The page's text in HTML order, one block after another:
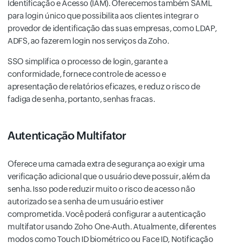
Identificação e Acesso (IAM). Oferecemos também SAML
para login único que possibilita aos clientes integrar o
provedor de identificação das suas empresas, como LDAP,
ADFS, ao fazerem login nos serviços da Zoho.
SSO simplifica o processo de login, garante a
conformidade, fornece controle de acesso e
apresentação de relatórios eficazes, e reduz o risco de
fadiga de senha, portanto, senhas fracas.
Autenticação Multifator
Oferece uma camada extra de segurança ao exigir uma
verificação adicional que o usuário deve possuir, além da
senha. Isso pode reduzir muito o risco de acesso não
autorizado se a senha de um usuário estiver
comprometida. Você poderá configurar a autenticação
multifator usando Zoho One-Auth. Atualmente, diferentes
modos como Touch ID biométrico ou Face ID, Notificação